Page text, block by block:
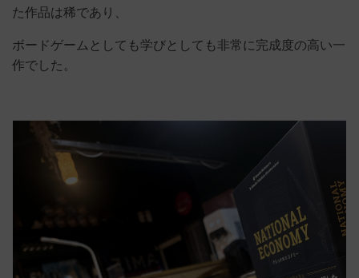
た作品は稀であり、
ボードゲームとしても学びとしても非常に完成度の高い一
作でした。